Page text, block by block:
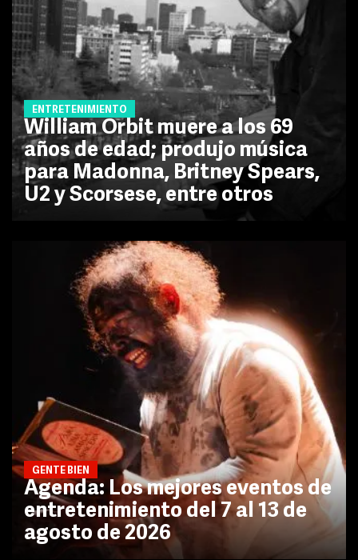
ENTRETENIMIENTO
William Orbit muere a los 69
años de edad; produjo música
para Madonna, Britney Spears,
U2 y Scorsese, entre otros
GENTE BIEN
Agenda: Los mejores eventos de
entretenimiento del 7 al 13 de
agosto de 2026